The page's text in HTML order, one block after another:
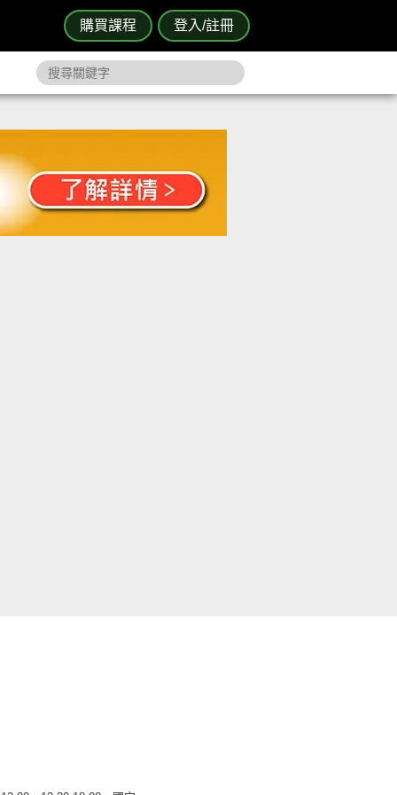
購買課程 登入/註冊